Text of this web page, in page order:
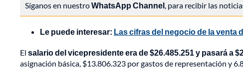
Síganos en nuestroWhatsApp Channel, para recibir las
Le puede interesar: Las cifras del negocio de la venta
El salario del vicepresidente era de $26.485.251 y pasará a
asignación básica, $13.806.323 por gastos de representación y